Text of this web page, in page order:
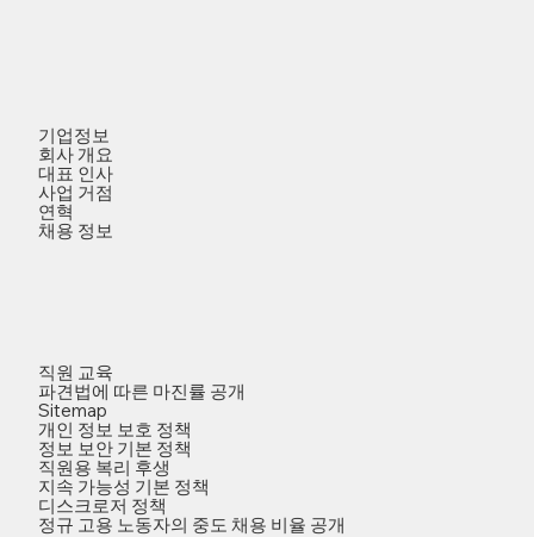
기업정보
회사 개요
대표 인사
사업 거점
연혁
채용 정보
직원 교육
파견법에 따른 마진률 공개
Sitemap
개인 정보 보호 정책
정보 보안 기본 정책
직원용 복리 후생
지속 가능성 기본 정책
디스크로저 정책
정규 고용 노동자의 중도 채용 비율 공개